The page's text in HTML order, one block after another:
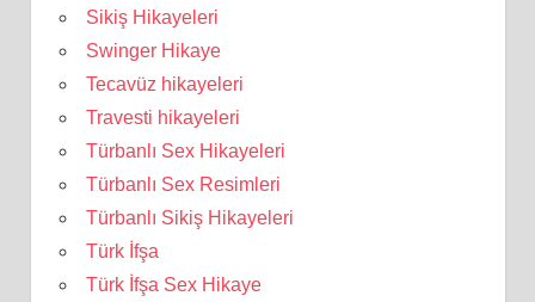
Sikiş Hikayeleri
Swinger Hikaye
Tecavüz hikayeleri
Travesti hikayeleri
Türbanlı Sex Hikayeleri
Türbanlı Sex Resimleri
Türbanlı Sikiş Hikayeleri
Türk İfşa
Türk İfşa Sex Hikaye